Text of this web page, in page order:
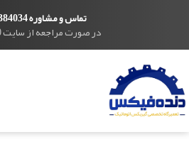
تماس و مشاوره 09125384034
در صورت مراجعه از سایت 10% تخفیف